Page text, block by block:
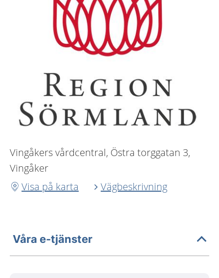
Vingåkers vårdcentral, Östra torggatan 3,
Vingåker
Visa på karta
Vägbeskrivning
Våra e-tjänster